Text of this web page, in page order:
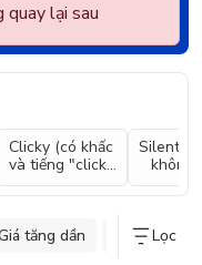
quay lại sau
Clicky (có khấc
và tiếng "click"
to)
Silent
không
tăng dần Giá giảm dần
Lọc